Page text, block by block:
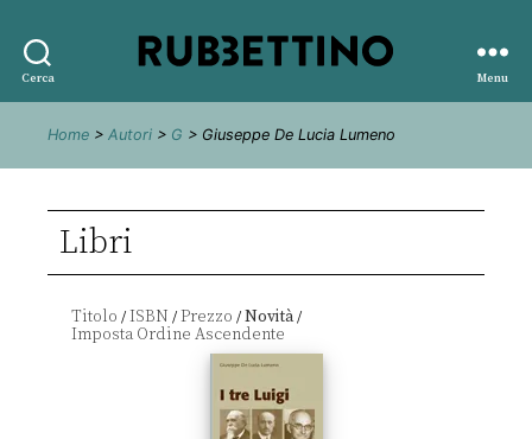
Cerca
editore
Menu
Home > Autori > G > Giuseppe De Lucia Lumeno
Libri
Titolo /ISBN /Prezzo /Novità/